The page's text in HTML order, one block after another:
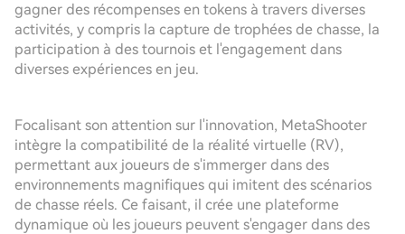
gagner des récompenses en tokens à travers diverses
activités, y compris la capture de trophées de chasse, la
participation à des tournois et l'engagement dans
diverses expériences en jeu.
Focalisant son attention sur l'innovation, MetaShooter
intègre la compatibilité de la réalité virtuelle (RV),
permettant aux joueurs de s'immerger dans des
environnements magnifiques qui imitent des scénarios
de chasse réels. Ce faisant, il crée une plateforme
dynamique où les joueurs peuvent s'engager dans des